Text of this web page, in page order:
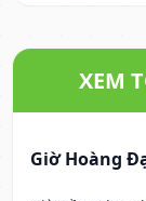
XEM
Giờ Hoàng